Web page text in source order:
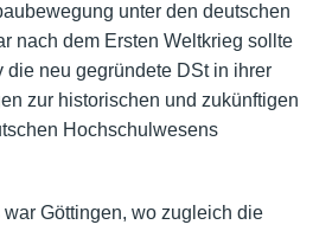
unter den deutschen
nach dem Ersten Weltkrieg sollte
neu gegründete DSt in ihrer
zur historischen und zukünftigen
Hochschulwesens
Göttingen, wo zugleich die